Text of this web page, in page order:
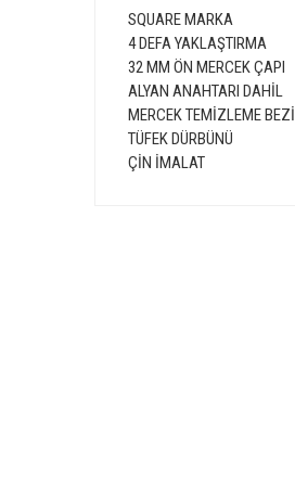
SQUARE MARKA
4 DEFA YAKLAŞTIRMA
32 MM ÖN MERCEK ÇAPI
ALYAN ANAHTARI DAHİL
MERCEK TEMİZLEME BEZİ
TÜFEK DÜRBÜNÜ
ÇİN İMALAT